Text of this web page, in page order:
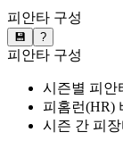
피안타 구성
💾 ?
피안타 구성
시즌별 피안
피홈런(HR)
시즌 간 피